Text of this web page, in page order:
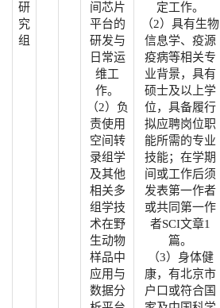
研
究
组
间芯片
平台的
研发与
日常运
维工
作。
（2）负
责使用
空间转
录组学
及其他
相关多
组学技
术在野
生动物
样品中
应用与
数据分
定工作。
（2）具有生物
信息学、疫源
疫病等相关专
业背景，具有
硕士及以上学
位，具备履行
拟应聘岗位职
能所需的专业
技能；在学期
间或工作后须
发表第一作者
或共同第一作
者SCI文章1
篇。
（3）身体健
康，有北京市
户口或符合国